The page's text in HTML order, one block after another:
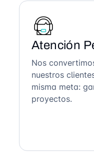
Atención
Nos
nuestros
misma meta:
proyectos.